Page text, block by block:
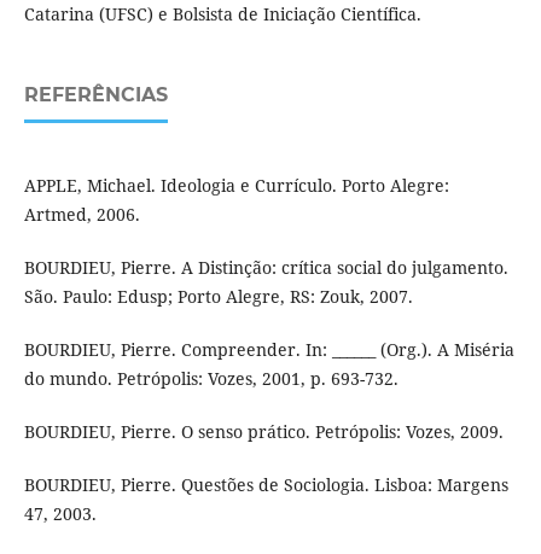
Catarina (UFSC) e Bolsista de Iniciação Científica.
REFERÊNCIAS
APPLE, Michael. Ideologia e Currículo. Porto Alegre:
Artmed, 2006.
BOURDIEU, Pierre. A Distinção: crítica social do julgamento.
São. Paulo: Edusp; Porto Alegre, RS: Zouk, 2007.
BOURDIEU, Pierre. Compreender. In: ______ (Org.). A Miséria
do mundo. Petrópolis: Vozes, 2001, p. 693-732.
BOURDIEU, Pierre. O senso prático. Petrópolis: Vozes, 2009.
BOURDIEU, Pierre. Questões de Sociologia. Lisboa: Margens
47, 2003.